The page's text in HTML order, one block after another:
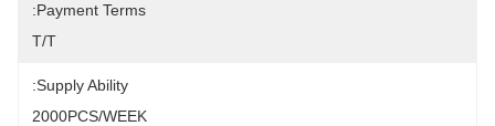
Payment Terms:
T/T
Supply Ability:
2000PCS/WEEK